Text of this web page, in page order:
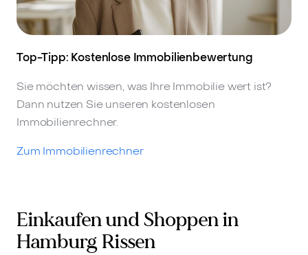
Top-Tipp: Kostenlose Immobilienbewertung
Sie möchten wissen, was Ihre Immobilie wert ist?
Dann nutzen Sie unseren kostenlosen
Immobilienrechner.
Zum Immobilienrechner
Einkaufen und Shoppen in
Hamburg Rissen